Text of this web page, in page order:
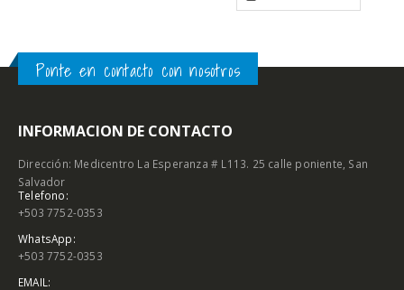
Ponte en contacto con nosotros
INFORMACION DE CONTACTO
Dirección: Medicentro La Esperanza # L113. 25 calle poniente, San
Salvador
Telefono:
+503 7752-0353
WhatsApp:
+503 7752-0353
EMAIL: